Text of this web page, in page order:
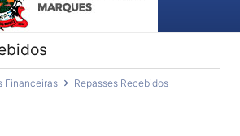
Financeiras Repasses Recebidos